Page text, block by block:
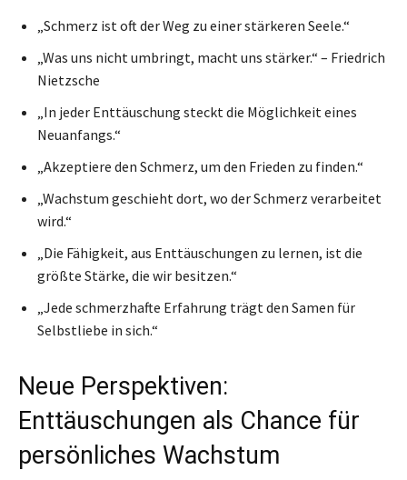
„Schmerz ist oft der Weg zu einer stärkeren Seele.“
„Was uns nicht umbringt, macht uns stärker.“ – Friedrich
Nietzsche
„In jeder Enttäuschung steckt die Möglichkeit eines
Neuanfangs.“
„Akzeptiere den Schmerz, um den Frieden zu finden.“
„Wachstum geschieht dort, wo der Schmerz verarbeitet
wird.“
„Die Fähigkeit, aus Enttäuschungen zu lernen, ist die
größte Stärke, die wir besitzen.“
„Jede schmerzhafte Erfahrung trägt den Samen für
Selbstliebe in sich.“
Neue Perspektiven:
Enttäuschungen als Chance für
persönliches Wachstum